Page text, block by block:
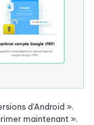
d'Android ».
maintenant ».